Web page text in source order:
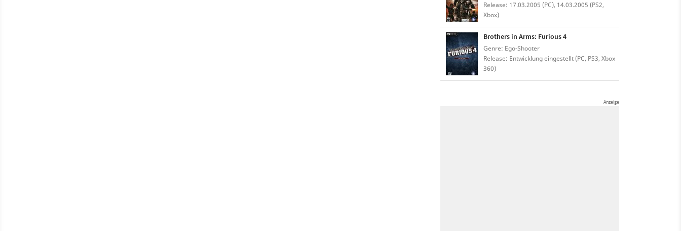
Release: 17.03.2005 (PC), 14.03.2005 (PS2,
Xbox)
Brothers in Arms: Furious 4
Genre: Ego-Shooter
Release: Entwicklung eingestellt (PC, PS3, Xbox
360)